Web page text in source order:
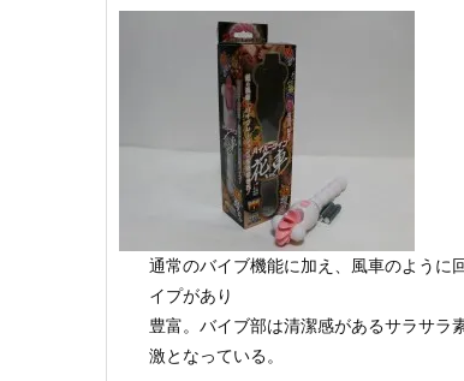
通常のバイブ機能に加え、風車のように
イプがあり
豊富。バイブ部は清潔感があるサラサラ
激となっている。